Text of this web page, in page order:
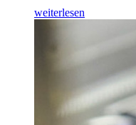
weiterlesen